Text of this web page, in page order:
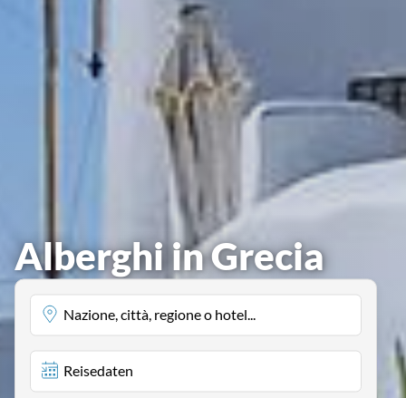
Alberghi in Grecia
Nazione, città, regione o hotel...
Reisedaten